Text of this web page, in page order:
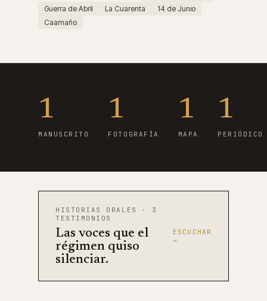
Guerra de Abril
La Cuarenta
14 de Junio
Caamaño
1
MANUSCRITO
1
FOTOGRAFÍA
1
MAPA
1
PERIÓDICO
HISTORIAS ORALES · 3
TESTIMONIOS
Las voces que el
régimen quiso
silenciar.
ESCUCHAR
→